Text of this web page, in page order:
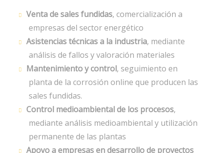
Venta de sales fundidas, comercialización a
empresas del sector energético
Asistencias técnicas a la industria, mediante
análisis de fallos y valoración materiales
Mantenimiento y control, seguimiento en
planta de la corrosión online que producen las
sales fundidas.
Control medioambiental de los procesos,
mediante análisis medioambiental y utilización
permanente de las plantas
Apoyo a empresas en desarrollo de proyectos